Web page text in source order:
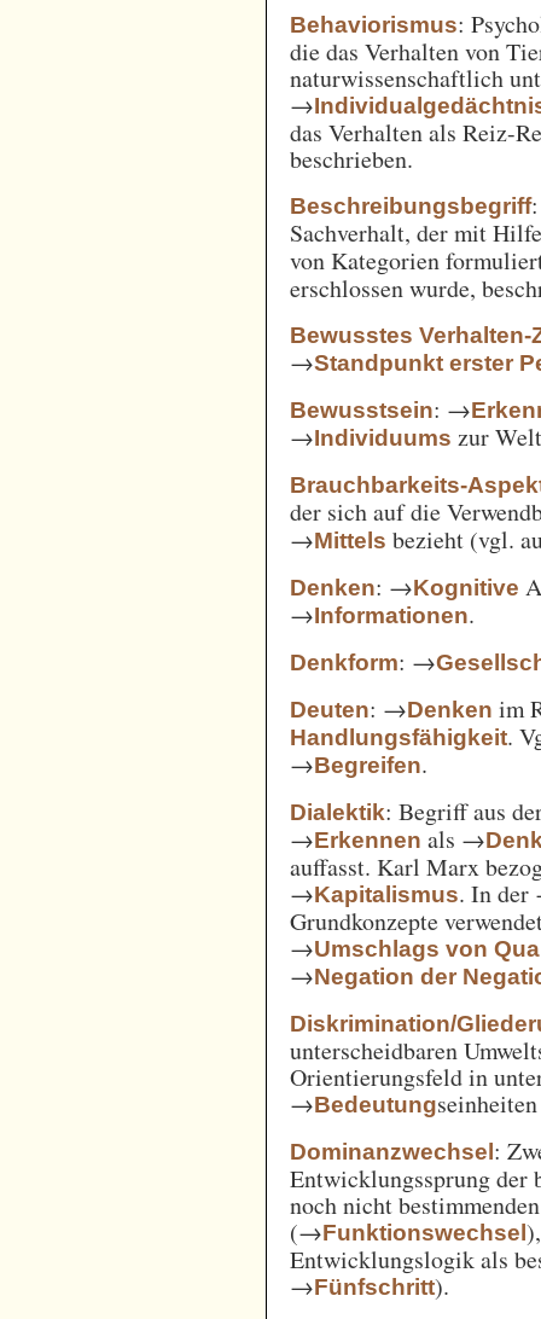
Behaviorismus:
die das Verhalten von
naturwissenschaftlich
→
das Verhalten als Reiz-
beschrieben.
Beschreibungsbegriff
Sachverhalt, der mit
von Kategorien
erschlossen wurde,
Bewusstes Verhalten-
→Standpunkt erster
Bewusstsein: →
→Individuums zur
Brauchbarkeits-
der sich auf die
→Mittels bezieht (vgl.
Denken: →Kognitive
→Informationen.
Denkform: →
Deuten: →Denken im
Handlungsfähigkeit.
→Begreifen.
Dialektik: Begriff aus
→Erkennen als →
auffasst. Karl Marx
→Kapitalismus. In
Grundkonzepte
→Umschlags von
→Negation der
Diskrimination/
unterscheidbaren
Orientierungsfeld in
→Bedeutung
Dominanzwechsel:
Entwicklungssprung der
noch nicht
(→Funktionswechsel
Entwicklungslogik als
→Fünfschritt).